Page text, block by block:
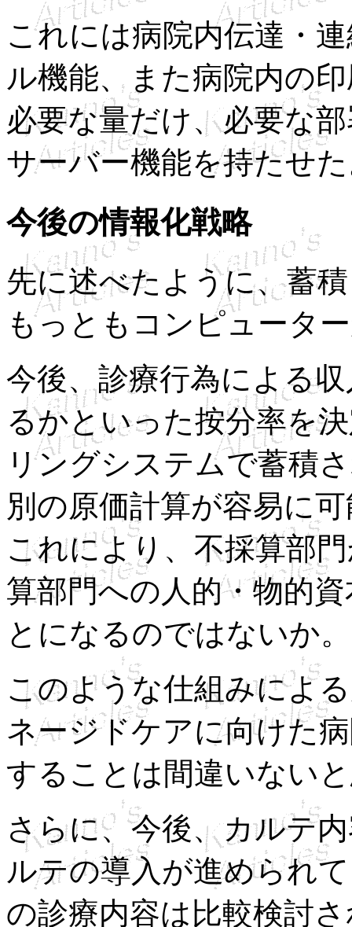
これには病院内伝達・
ル機能、また病院内の
必要な量だけ、必要な
サーバー機能を持たせ
今後の情報化戦略
先に述べたように、蓄
もっともコンピュータ
今後、診療行為による
るかといった按分率を
リングシステムで蓄積
別の原価計算が容易に
これにより、不採算部
算部門への人的・物的
とになるのではないか。
このような仕組みによ
ネージドケアに向けた
することは間違いない
さらに、今後、カルテ
ルテの導入が進められ
の診療内容は比較検討